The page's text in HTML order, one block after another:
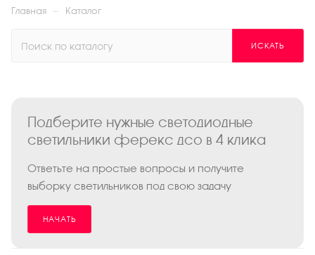
Главная — Каталог
ИСКАТЬ
Подберите нужные светодиодные
светильники ферекс дсо в 4 клика
Ответьте на простые вопросы и получите
выборку светильников под свою задачу
НАЧАТЬ